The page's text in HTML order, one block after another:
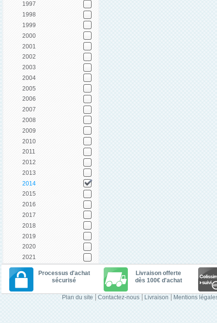
1997
1998
1999
2000
2001
2002
2003
2004
2005
2006
2007
2008
2009
2010
2011
2012
2013
2014
2015
2016
2017
2018
2019
2020
2021
Processus d'achat
sécurisé
Livraison offerte
dès 100€ d'achat
Plan du site Contactez-nous Livraison Mentions